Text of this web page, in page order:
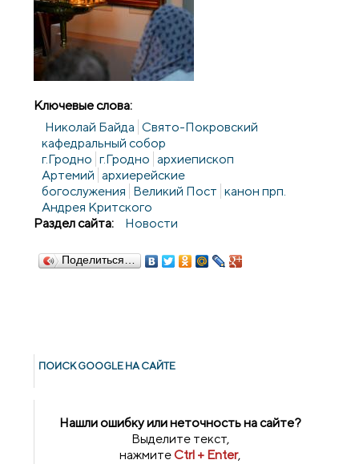
Ключевые слова:
Николай Байда Свято-Покровский
кафедральный собор
г.Гродно г.Гродно архиепископ
Артемий архиерейские
богослужения Великий Пост канон прп.
Андрея Критского
Раздел сайта:
Новости
Поделиться…
ПОИСК GOОGLE НА САЙТЕ
Нашли ошибку или неточность на сайте?
Выделите текст,
нажмитеCtrl + Enter,